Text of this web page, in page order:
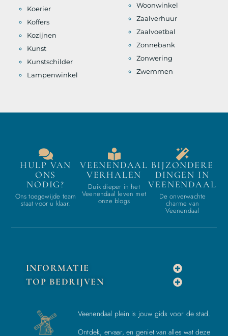
Koerier
Koffers
Kozijnen
Kunst
Kunstschilder
Lampenwinkel
Woonwinkel
Zaalverhuur
Zaalvoetbal
Zonnebank
Zonwering
Zwemmen
HULP VAN
ONS
NODIG?
Ons toegewijde team
staat voor u klaar.
VEENENDAAL
VERHALEN
Duik dieper in het
Veenendaal leven met
onze blogs
BIJZONDERE
DINGEN IN
VEENENDAAL
De onverwachte
charme van
Veenendaal
INFORMATIE
TOP BEDRIJVEN
Veenendaal plein is jouw gids voor de stad.
Ontdek, ervaar, en geniet van alles wat deze